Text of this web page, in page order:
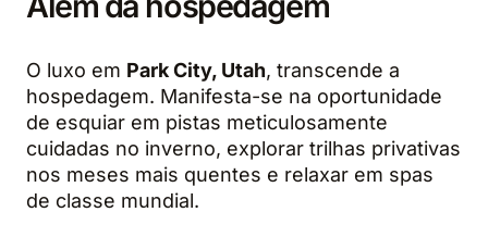
O luxo em Park City, Utah, transcende a
hospedagem. Manifesta-se na oportunidade
de esquiar em pistas meticulosamente
cuidadas no inverno, explorar trilhas privativas
nos meses mais quentes e relaxar em spas
de classe mundial.